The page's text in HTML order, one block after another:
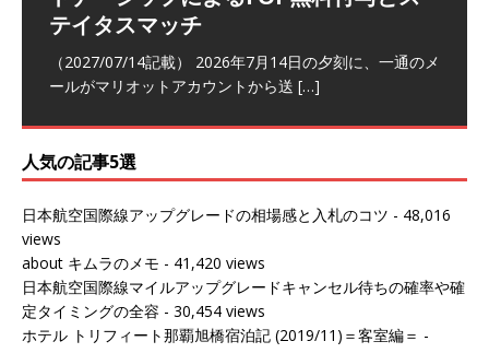
テイタスマッチ
（2027/07/14記載） 2026年7月14日の夕刻に、一通のメ
ールがマリオットアカウントから送 […]
（2026/06/07記載） 2026年5月下旬の平日に那覇を訪れ
た際に利用した。 こちらのラウンジ
(2026/01)
（2026/03/31記載） 2026年1月上旬にバンコク経由でチ
ェンマイに行く際に利用した。 バン[…]
（2026/03/18記載） 2026年1月、毎年恒例の新年の羽田
～バンコクの移動の際に再びこちらの[…]
（2026/03/13記載） 2026年1月上旬にバンコク経由でチ
ェンマイに向かう際に利用した。 今[…]
人気の記事5選
日本航空国際線アップグレードの相場感と入札のコツ - 48,016
views
about キムラのメモ - 41,420 views
日本航空国際線マイルアップグレードキャンセル待ちの確率や確
定タイミングの全容 - 30,454 views
ホテル トリフィート那覇旭橋宿泊記 (2019/11)＝客室編＝ -